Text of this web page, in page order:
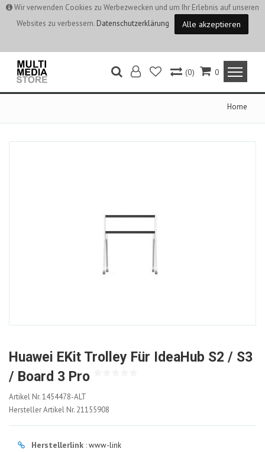
Wir verwenden Cookies zu Werbezwecken und um Ihr Erlebnis auf unseren
Websites zu verbessern. Datenschutzerklärung Alle akzeptieren
0
(0)
Home
Huawei EKit Trolley Für IdeaHub S2 / S3
/ Board 3 Pro
1454478-
ALT
Artikel Nr.1454478-ALT
Hersteller Artikel Nr. 21155908
Herstellerlink :www-link